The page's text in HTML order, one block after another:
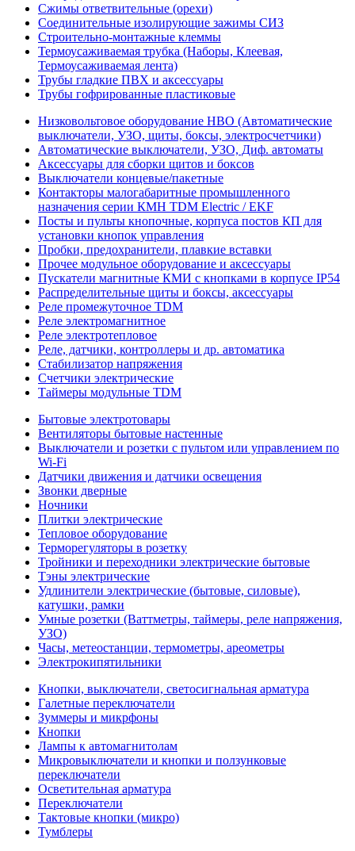
Сжимы ответвительные (орехи)
Соединительные изолирующие зажимы СИЗ
Строительно-монтажные клеммы
Термоусаживаемая трубка (Наборы, Клеевая,
Термоусаживаемая лента)
Трубы гладкие ПВХ и аксессуары
Трубы гофрированные пластиковые
Низковольтовое оборудование НВО (Автоматические
выключатели, УЗО, щиты, боксы, электросчетчики)
Автоматические выключатели, УЗО, Диф. автоматы
Аксессуары для сборки щитов и боксов
Выключатели концевые/пакетные
Контакторы малогабаритные промышленного
назначения серии КМН TDM Electric / EKF
Посты и пульты кнопочные, корпуса постов КП для
установки кнопок управления
Пробки, предохранители, плавкие вставки
Прочее модульное оборудование и аксессуары
Пускатели магнитные КМИ с кнопками в корпусе IP54
Распределительные щиты и боксы, аксессуары
Реле промежуточное TDM
Реле электромагнитное
Реле электротепловое
Реле, датчики, контроллеры и др. автоматика
Стабилизатор напряжения
Счетчики электрические
Таймеры модульные TDM
Бытовые электротовары
Вентиляторы бытовые настенные
Выключатели и розетки с пультом или управлением по
Wi-Fi
Датчики движения и датчики освещения
Звонки дверные
Ночники
Плитки электрические
Тепловое оборудование
Терморегуляторы в розетку
Тройники и переходники электрические бытовые
Тэны электрические
Удлинители электрические (бытовые, силовые),
катушки, рамки
Умные розетки (Ваттметры, таймеры, реле напряжения,
УЗО)
Часы, метеостанции, термометры, ареометры
Электрокипятильники
Кнопки, выключатели, светосигнальная арматура
Галетные переключатели
Зуммеры и микрфоны
Кнопки
Лампы к автомагнитолам
Микровыключатели и кнопки и ползунковые
переключатели
Осветительная арматура
Переключатели
Тактовые кнопки (микро)
Тумблеры